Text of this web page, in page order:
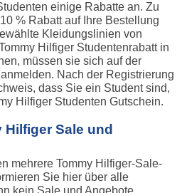
einige Rabatte an. Zu
% Rabatt auf Ihre Bestellung
Kleidungslinien von
Hilfiger Studentenrabatt in
müssen sie sich auf der
Nach der Registrierung
dass Sie ein Student sind,
Hilfiger Studenten Gutschein.
Hilfiger Sale und
mehrere Tommy Hilfiger-Sale-
Sie hier über alle
kein Sale und Angebote